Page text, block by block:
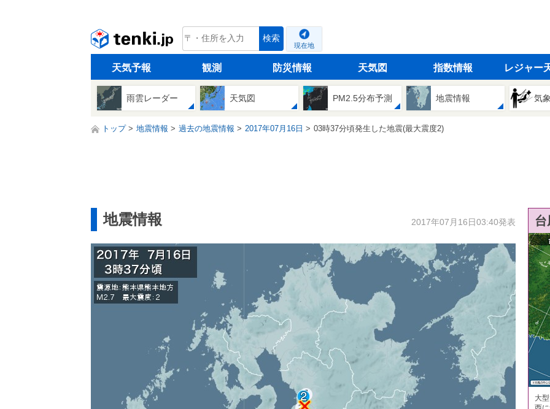
tenki.jp 検索
現在地
天気予報 観測 防災情報 天気図 指数情報 レジャー
雨雲レーダー 天気図 PM2.5分布予測 地震情報 気
トップ 地震情報 過去の地震情報 2017年07月16日 03時37分頃発生した地震(最大震度2)
地震情報 2017年07月16日03:40発表
大